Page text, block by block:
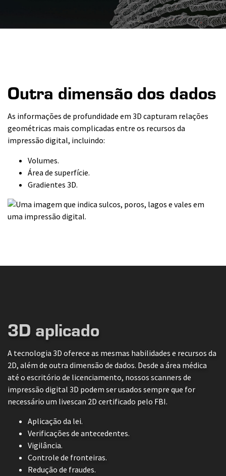
Outra dimensão dos dados
As informações de profundidade em 3D capturam relações
geométricas mais complicadas entre os recursos da
impressão digital, incluindo:
Volumes.
Área de superfície.
Gradientes 3D.
3D aplicado
A tecnologia 3D oferece as mesmas habilidades e recursos da
2D, além de outra dimensão de dados. Desde a área médica
até o escritório de licenciamento, nossos scanners de
impressão digital 3D podem ser usados sempre que for
necessário um livescan 2D certificado pelo FBI.
Aplicação da lei.
Verificações de antecedentes.
Vigilância.
Controle de fronteiras.
Redução de fraudes.